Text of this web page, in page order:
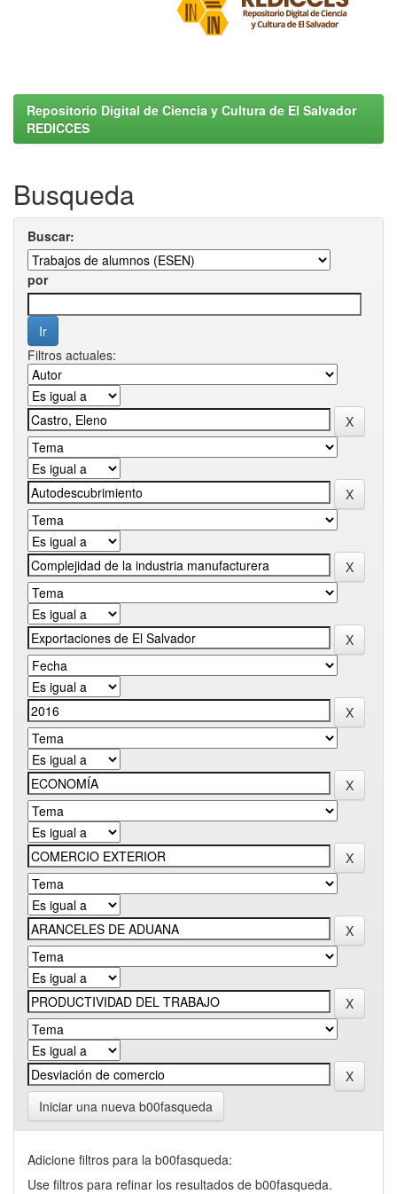
Repositorio Digital de Ciencia y Cultura de El Salvador
REDICCES
Busqueda
Buscar:
por
Filtros actuales:
Iniciar una nueva b00fasqueda
Adicione filtros para la b00fasqueda:
Use filtros para refinar los resultados de b00fasqueda.